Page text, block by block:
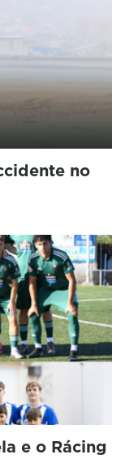
no
e o Rácing